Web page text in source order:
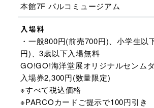
本館7F パルコミュージアム
入場料
・一般800円(前売700円)、小学生以
円)、3歳以下入場無料
GO!GO!海洋堂展オリジナルセンム
入場券2,300円(数量限定)
※すべて税込価格​
※PARCOカードご提示で100円引き